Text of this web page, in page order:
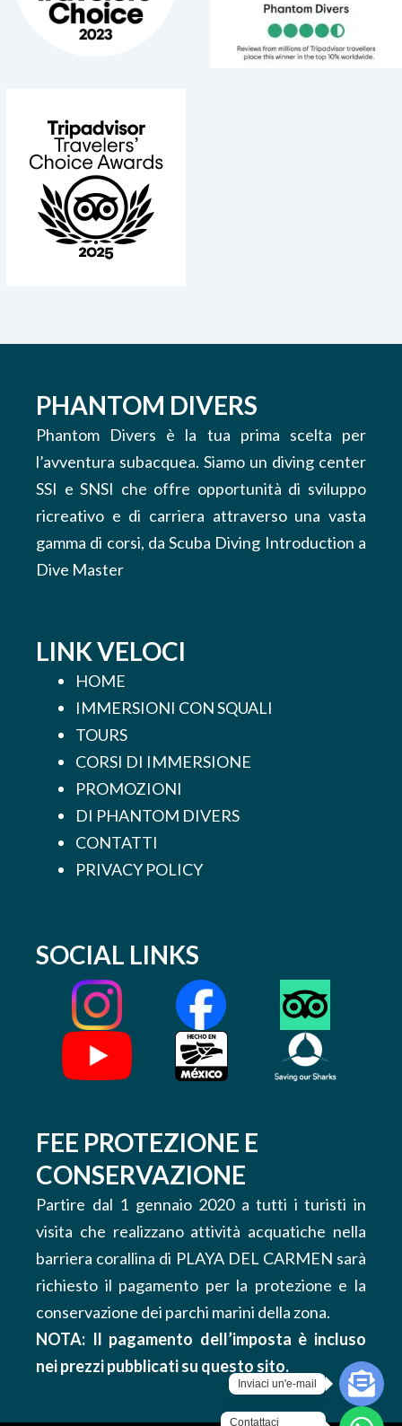
PHANTOM DIVERS
Phantom Divers è la tua prima scelta per
l’avventura subacquea. Siamo un diving center
SSI e SNSI che offre opportunità di sviluppo
ricreativo e di carriera attraverso una vasta
gamma di corsi, da Scuba Diving Introduction a
Dive Master
LINK VELOCI
HOME
IMMERSIONI CON SQUALI
TOURS
CORSI DI IMMERSIONE
PROMOZIONI
DI PHANTOM DIVERS
CONTATTI
PRIVACY POLICY
SOCIAL LINKS
Inviaci un'e-mail
Contattaci
FEE PROTEZIONE E
CONSERVAZIONE
Partire dal 1 gennaio 2020 a tutti i turisti in
visita che realizzano attività acquatiche nella
barriera corallina di PLAYA DEL CARMEN sarà
richiesto il pagamento per la protezione e la
conservazione dei parchi marini della zona.
NOTA: Il pagamento dell’imposta è incluso
nei prezzi pubblicati su questo sito.